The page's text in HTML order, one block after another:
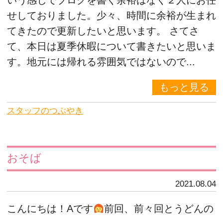
せしておりました。少々、時間に余裕が生まれ
てきたので更新したいと思います。 さてさ
て、本日は夏季休暇について書きたいと思いま
す。地元には帰れる雰囲気ではないので...
もっと見る
スタッフのつぶやき
おそば
2021.08.04
こんにちは！Aです
前回、前々回とうどんの